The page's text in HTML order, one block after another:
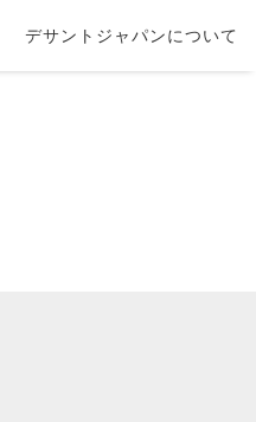
デサントジャパンについて